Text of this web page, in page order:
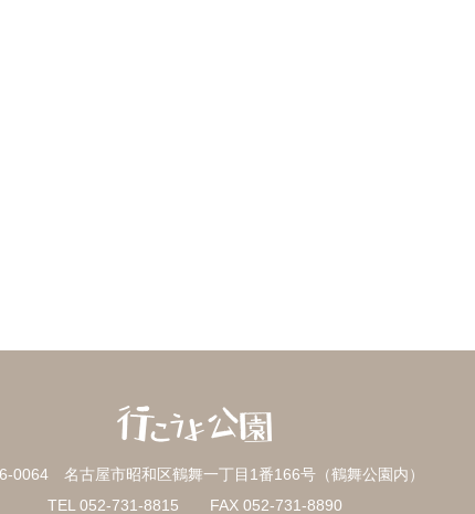
0064 名古屋市昭和区鶴舞一丁目1番166号（鶴舞公園内）
TEL 052-731-8815 FAX 052-731-8890